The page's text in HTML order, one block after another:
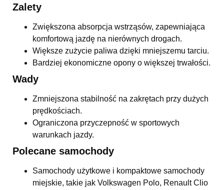
Zalety
Zwiększona absorpcja wstrząsów, zapewniająca
komfortową jazdę na nierównych drogach.
Większe zużycie paliwa dzięki mniejszemu tarciu.
Bardziej ekonomiczne opony o większej trwałości.
Wady
Zmniejszona stabilność na zakrętach przy dużych
prędkościach.
Ograniczona przyczepność w sportowych
warunkach jazdy.
Polecane samochody
Samochody użytkowe i kompaktowe samochody
miejskie, takie jak Volkswagen Polo, Renault Clio